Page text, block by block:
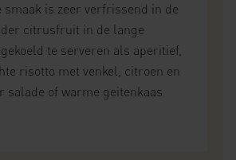
is zeer verfrissend in de
citrusfruit in de lange
te serveren als aperitief,
risotto met venkel, citroen en
salade of warme geitenkaas